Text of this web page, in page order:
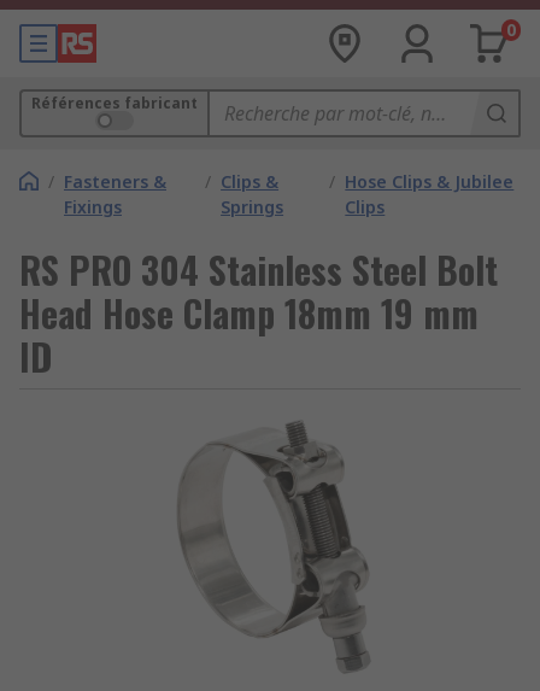
0
Références fabricant
/ Fasteners &
Fixings
/ Clips &
Springs
/ Hose Clips & Jubilee
Clips
RS PRO 304 Stainless Steel Bolt
Head Hose Clamp 18mm 19 mm
ID